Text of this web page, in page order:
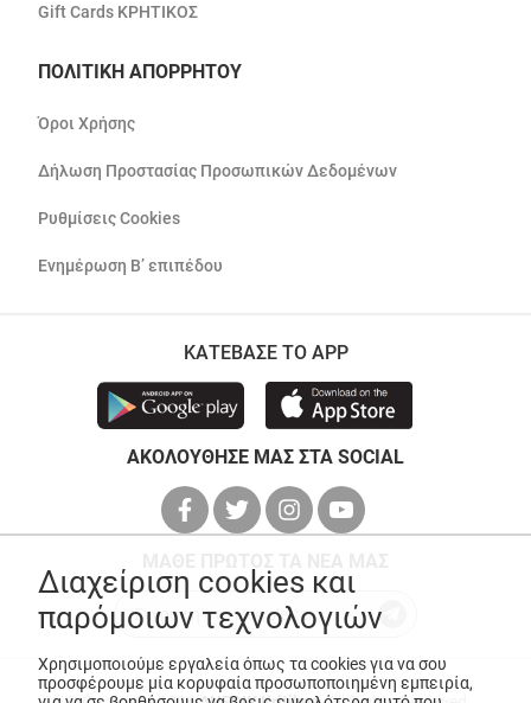
Gift Cards ΚΡΗΤΙΚΟΣ
ΠΟΛΙΤΙΚΗ ΑΠΟΡΡΗΤΟΥ
Όροι Χρήσης
Δήλωση Προστασίας Προσωπικών Δεδομένων
Ρυθμίσεις Cookies
Ενημέρωση Β’ επιπέδου
ΚΑΤΕΒΑΣΕ ΤΟ APP
ΑΚΟΛΟΥΘΗΣΕ ΜΑΣ ΣΤΑ SOCIAL
Διαχείριση cookies και
παρόμοιων τεχνολογιών
Χρησιμοποιούμε εργαλεία όπως τα cookies για να σου
προσφέρουμε μία κορυφαία προσωποποιημένη εμπειρία,